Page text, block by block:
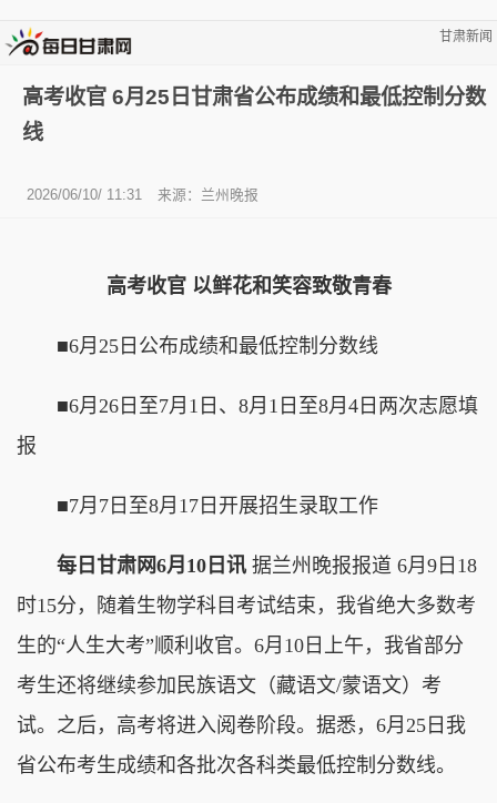
甘肃新闻
高考收官 6月25日甘肃省公布成绩和最低控制分数
线
2026/06/10/ 11:31 来源：兰州晚报
高考收官 以鲜花和笑容致敬青春
■6月25日公布成绩和最低控制分数线
■6月26日至7月1日、8月1日至8月4日两次志愿填
报
■7月7日至8月17日开展招生录取工作
每日甘肃网6月10日讯 据兰州晚报报道 6月9日18
时15分，随着生物学科目考试结束，我省绝大多数考
生的“人生大考”顺利收官。6月10日上午，我省部分
考生还将继续参加民族语文（藏语文/蒙语文）考
试。之后，高考将进入阅卷阶段。据悉，6月25日我
省公布考生成绩和各批次各科类最低控制分数线。